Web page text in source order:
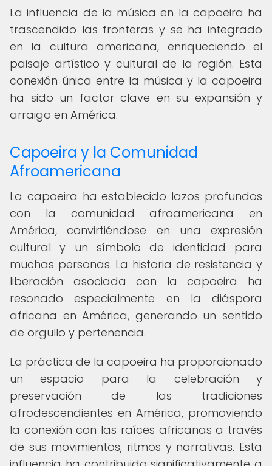
La influencia de la música en la capoeira ha
trascendido las fronteras y se ha integrado
en la cultura americana, enriqueciendo el
paisaje artístico y cultural de la región. Esta
conexión única entre la música y la capoeira
ha sido un factor clave en su expansión y
arraigo en América.
Capoeira y la Comunidad
Afroamericana
La capoeira ha establecido lazos profundos
con la comunidad afroamericana en
América, convirtiéndose en una expresión
cultural y un símbolo de identidad para
muchas personas. La historia de resistencia y
liberación asociada con la capoeira ha
resonado especialmente en la diáspora
africana en América, generando un sentido
de orgullo y pertenencia.
La práctica de la capoeira ha proporcionado
un espacio para la celebración y
preservación de las tradiciones
afrodescendientes en América, promoviendo
la conexión con las raíces africanas a través
de sus movimientos, ritmos y narrativas. Esta